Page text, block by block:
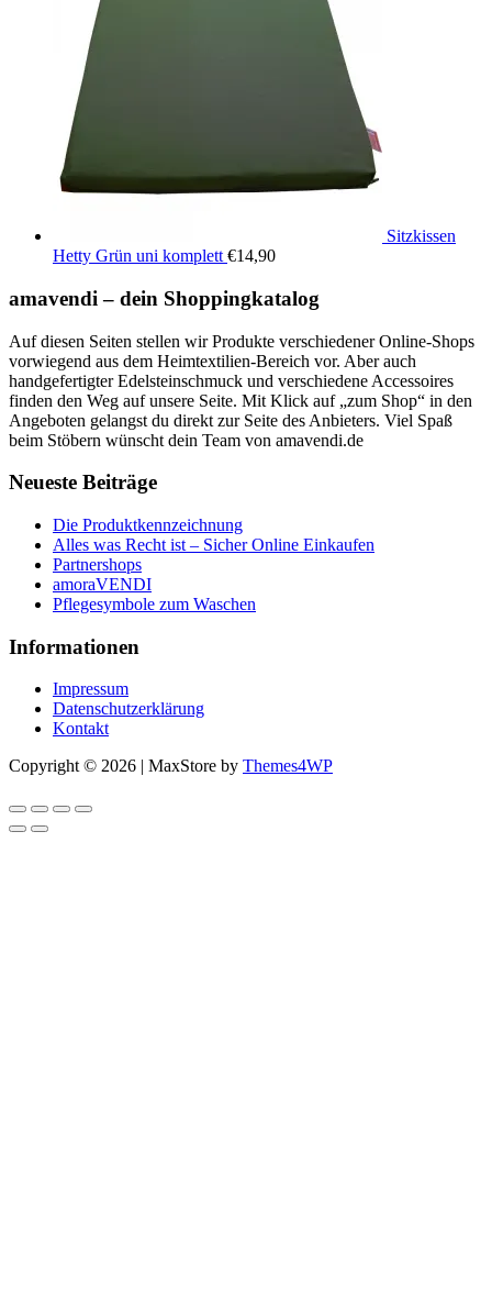
Sitzkissen
Hetty Grün uni komplett €14,90
amavendi – dein Shoppingkatalog
Auf diesen Seiten stellen wir Produkte verschiedener Online-Shops
vorwiegend aus dem Heimtextilien-Bereich vor. Aber auch
handgefertigter Edelsteinschmuck und verschiedene Accessoires
finden den Weg auf unsere Seite. Mit Klick auf „zum Shop“ in den
Angeboten gelangst du direkt zur Seite des Anbieters. Viel Spaß
beim Stöbern wünscht dein Team von amavendi.de
Neueste Beiträge
Die Produktkennzeichnung
Alles was Recht ist – Sicher Online Einkaufen
Partnershops
amoraVENDI
Pflegesymbole zum Waschen
Informationen
Impressum
Datenschutzerklärung
Kontakt
Copyright © 2026 | MaxStore by Themes4WP